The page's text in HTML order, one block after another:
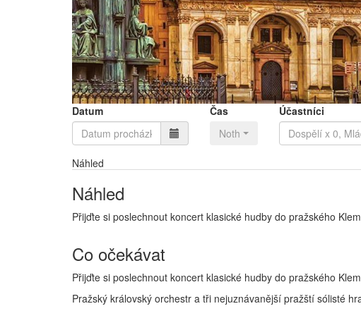
Datum
Čas
Nothing selected
Účastníci
Náhled
Náhled
Přijďte si poslechnout koncert klasické hudby do pražského
Co očekávat
Přijďte si poslechnout koncert klasické hudby do pražského
Pražský královský orchestr a tři nejuznávanější pražští sólisté